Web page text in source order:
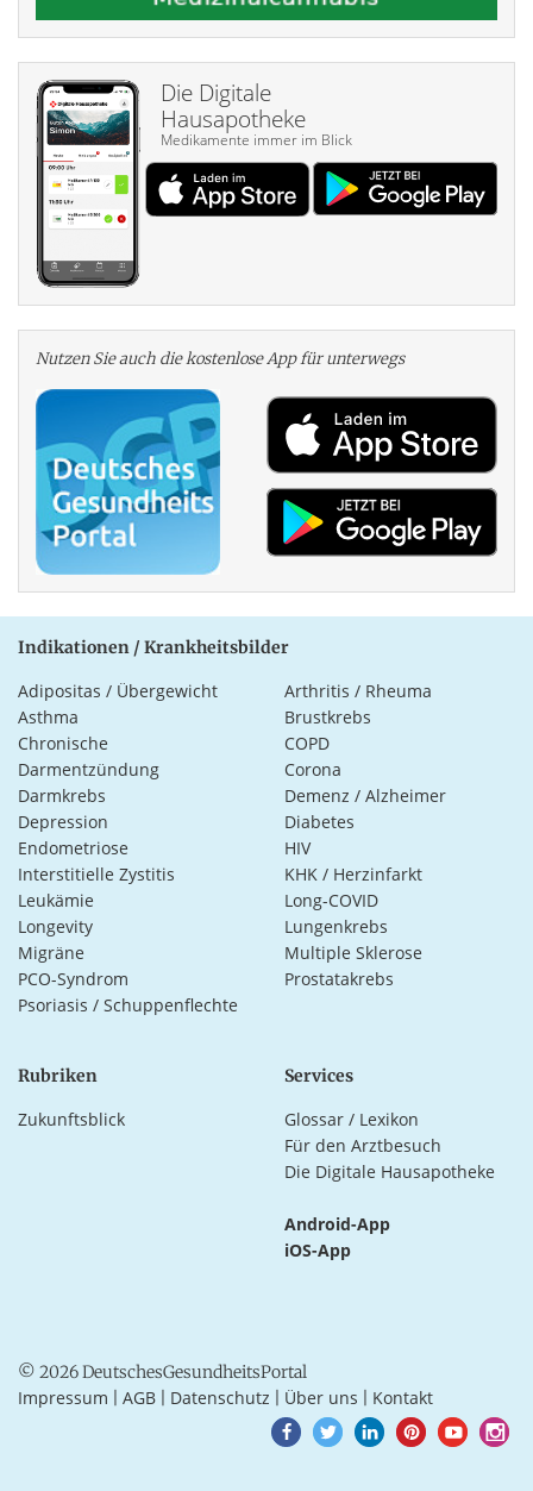
Die Digitale
Hausapotheke
Medikamente immer im Blick
Nutzen Sie auch die kosten­lose App für unterwegs
Indikationen / Krankheitsbilder
Adipositas / Übergewicht
Arthritis / Rheuma
Asthma
Brustkrebs
Chronische
Darmentzündung
COPD
Corona
Darmkrebs
Demenz / Alzheimer
Depression
Diabetes
Endometriose
HIV
Interstitielle Zystitis
KHK / Herzinfarkt
Leukämie
Long-COVID
Longevity
Lungenkrebs
Migräne
Multiple Sklerose
PCO-Syndrom
Prostatakrebs
Psoriasis / Schuppenflechte
Rubriken
Zukunftsblick
Services
Glossar / Lexikon
Für den Arztbesuch
Die Digitale Hausapotheke
Android-App
iOS-App
© 2026 DeutschesGesundheitsPortal
Impressum AGB Datenschutz Über uns Kontakt